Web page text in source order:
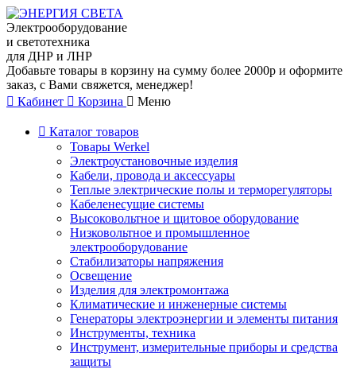
Электрооборудование
и светотехника
для ДНР и ЛНР
Добавьте товары в корзину на сумму более 2000р и оформите
заказ, с Вами свяжется, менеджер!
Кабинет
Корзина Меню
Каталог товаров
Товары Werkel
Электроустановочные изделия
Кабели, провода и аксессуары
Теплые электрические полы и терморегуляторы
Кабеленесущие системы
Высоковольтное и щитовое оборудование
Низковольтное и промышленное
электрооборудование
Стабилизаторы напряжения
Освещение
Изделия для электромонтажа
Климатические и инженерные системы
Генераторы электроэнергии и элементы питания
Инструменты, техника
Инструмент, измерительные приборы и средства
защиты